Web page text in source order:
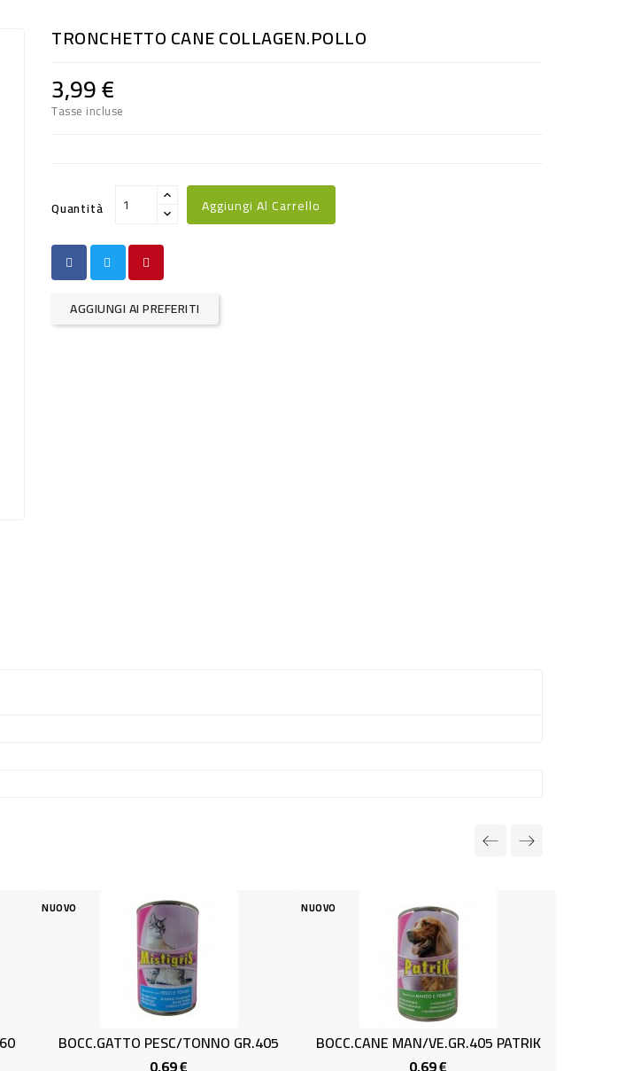
TRONCHETTO CANE COLLAGEN.POLLO
3,99 €
Tasse incluse
Quantità Aggiungi Al Carrello
AGGIUNGI AI PREFERITI
BOCC.GATTO PESC/TONNO GR.405
Prezzo
BOCC.CANE MAN/VE.GR.405 PATRIK
Prezzo
CROCC.GATTO